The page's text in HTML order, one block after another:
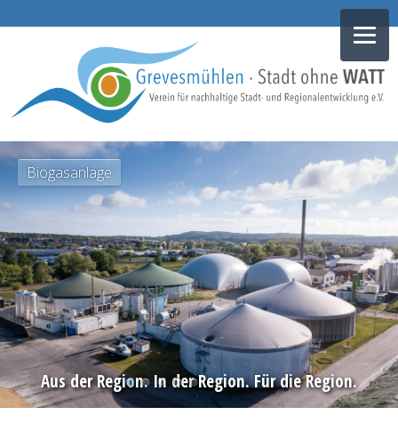
NAVIGATION
ÜBERSPRINGEN
Aus der Region. In der Region. Für die Region.
Biogasanlage